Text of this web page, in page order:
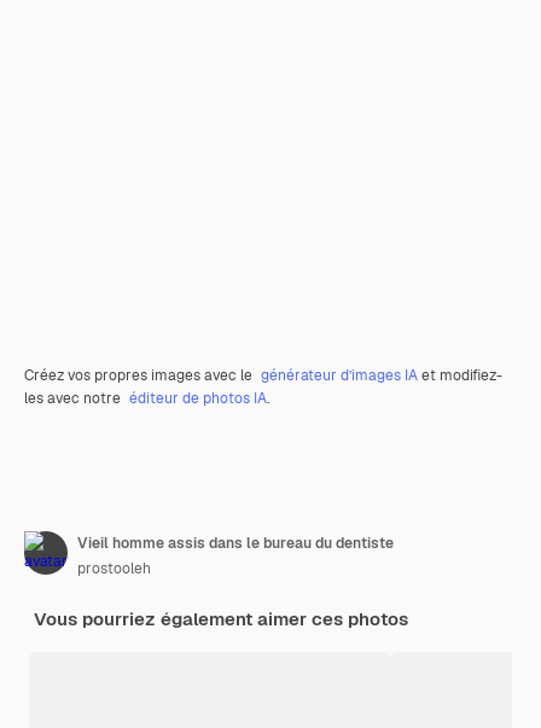
Créez vos propres images avec le générateur d’images IAet modifiez-
les avec notre éditeur de photos IA.
Vieil homme assis dans le bureau du dentiste
prostooleh
Vous pourriez également aimer ces photos